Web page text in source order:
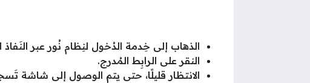
الذهاب إلى خِدمة الدُخول لنِظام نُور عبر النَفاذ
النقر على الرابِط المُدرج.
الانتظار قليلًا، حتى يتم الوصول إلى شاشة